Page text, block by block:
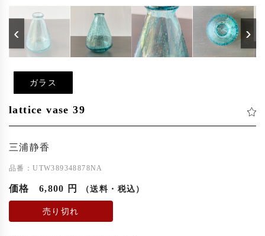
‹ ›
ガラス
lattice vase 39
三浦静香
品番：UTW389348878NA
価格 6,800 円 （送料・税込）
売り切れ